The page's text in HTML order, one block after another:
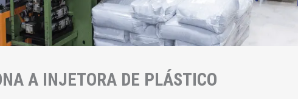
A INJETORA DE PLÁSTICO